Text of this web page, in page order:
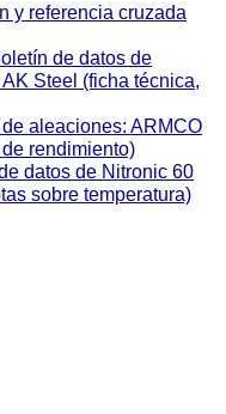
y referencia cruzada
de datos de
Steel (ficha técnica,
aleaciones: ARMCO
rendimiento)
datos de Nitronic 60
sobre temperatura)